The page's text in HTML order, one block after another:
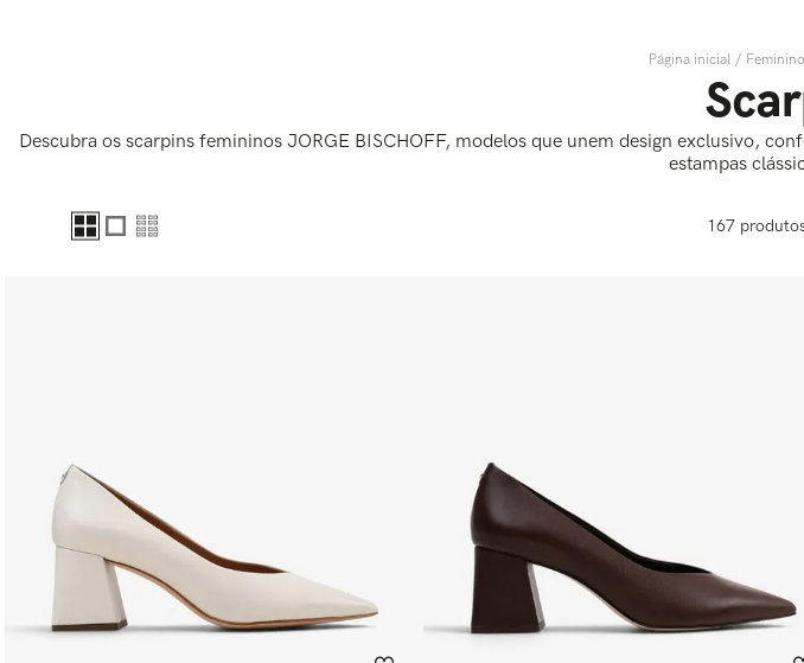
Feminino
Descubra os scarpins femininos JORGE BISCHOFF, modelos que unem design exclusivo,
estampas
167